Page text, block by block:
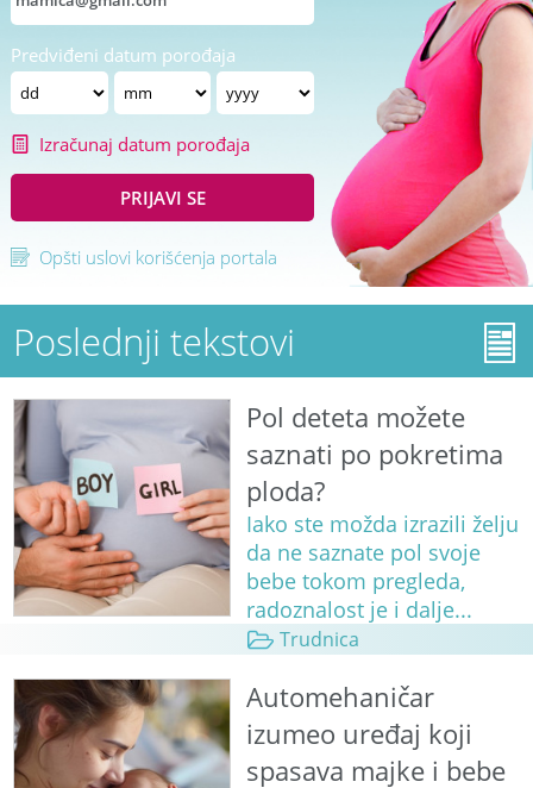
Predviđeni datum porođaja
Izračunaj datum porođaja
PRIJAVI SE
Opšti uslovi korišćenja portala
Poslednji tekstovi
Pol deteta možete
saznati po pokretima
ploda?
Iako ste možda izrazili želju
da ne saznate pol svoje
bebe tokom pregleda,
radoznalost je i dalje...
Trudnica
Automehaničar
izumeo uređaj koji
spasava majke i bebe